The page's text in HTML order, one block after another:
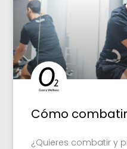
Cómo
¿Quieres combatir y